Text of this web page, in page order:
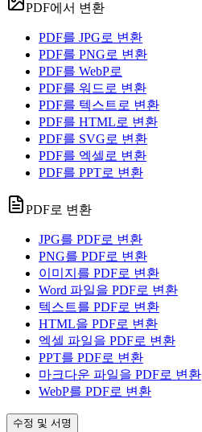
PDF에서 변환
PDF를 JPG로 변환
PDF를 PNG로 변환
PDF를 WebP로
PDF를 워드로 변환
PDF를 텍스트로 변환
PDF를 HTML로 변환
PDF를 SVG로 변환
PDF를 엑셀로 변환
PDF를 PPT로 변환
PDF로 변환
JPG를 PDF로 변환
PNG를 PDF로 변환
이미지를 PDF로 변환
Word 파일을 PDF로 변환
텍스트를 PDF로 변환
HTML을 PDF로 변환
엑셀 파일을 PDF로 변환
PPT를 PDF로 변환
마크다운 파일을 PDF로 변환
WebP를 PDF로 변환
수정 및 서명